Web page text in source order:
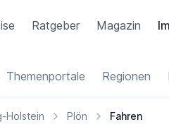
Ratgeber Magazin
Themenportale Regionen
Holstein Plön Fahren